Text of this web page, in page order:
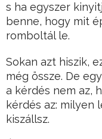
s ha egyszer
benne, hogy mit
romboltál le.
Sokan azt hiszik,
még össze. De
a kérdés nem az,
kérdés az: milyen
kiszállsz.